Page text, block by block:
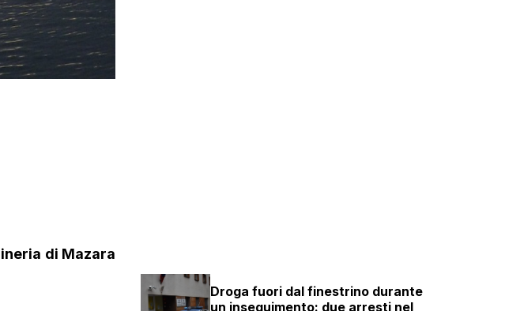
di Mazara
Droga fuori dal finestrino durante
un inseguimento: due arresti nel